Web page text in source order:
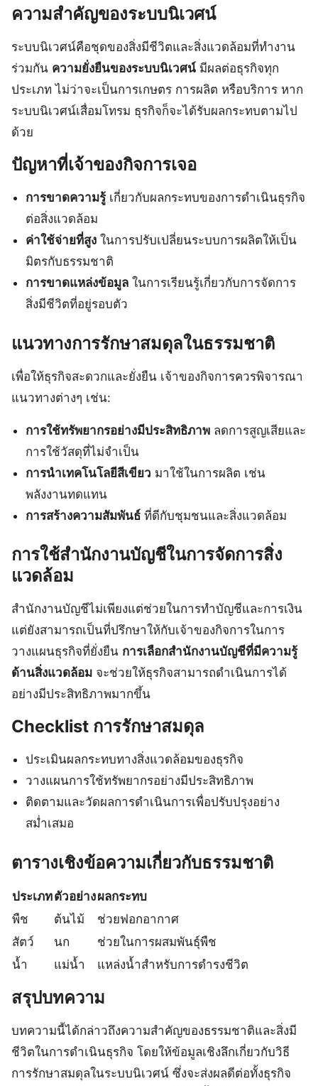
ความสำคัญของระบบนิเวศน์
ระบบนิเวศน์คือชุดของสิ่งมีชีวิตและสิ่งแวดล้อมที่ทำงาน
ร่วมกัน ความยั่งยืนของระบบนิเวศน์ มีผลต่อธุรกิจทุก
ประเภท ไม่ว่าจะเป็นการเกษตร การผลิต หรือบริการ หาก
ระบบนิเวศน์เสื่อมโทรม ธุรกิจก็จะได้รับผลกระทบตามไป
ด้วย
ปัญหาที่เจ้าของกิจการเจอ
การขาดความรู้เกี่ยวกับผลกระทบของการดำเนินธุรกิจ
ต่อสิ่งแวดล้อม
ค่าใช้จ่ายที่สูง ในการปรับเปลี่ยนระบบการผลิตให้เป็น
มิตรกับธรรมชาติ
การขาดแหล่งข้อมูล ในการเรียนรู้เกี่ยวกับการจัดการ
สิ่งมีชีวิตที่อยู่รอบตัว
แนวทางการรักษาสมดุลในธรรมชาติ
เพื่อให้ธุรกิจสะดวกและยั่งยืน เจ้าของกิจการควรพิจารณา
แนวทางต่างๆ เช่น:
การใช้ทรัพยากรอย่างมีประสิทธิภาพ ลดการสูญเสียและ
การใช้วัสดุที่ไม่จำเป็น
การนำเทคโนโลยีสีเขียว มาใช้ในการผลิต เช่น
พลังงานทดแทน
การสร้างความสัมพันธ์ ที่ดีกับชุมชนและสิ่งแวดล้อม
การใช้สำนักงานบัญชีในการจัดการสิ่ง
แวดล้อม
สำนักงานบัญชีไม่เพียงแต่ช่วยในการทำบัญชีและการเงิน
แต่ยังสามารถเป็นที่ปรึกษาให้กับเจ้าของกิจการในการ
วางแผนธุรกิจที่ยั่งยืน การเลือกสำนักงานบัญชีที่มีความรู้
ด้านสิ่งแวดล้อม จะช่วยให้ธุรกิจสามารถดำเนินการได้
อย่างมีประสิทธิภาพมากขึ้น
Checklist การรักษาสมดุล
ประเมินผลกระทบทางสิ่งแวดล้อมของธุรกิจ
วางแผนการใช้ทรัพยากรอย่างมีประสิทธิภาพ
ติดตามและวัดผลการดำเนินการเพื่อปรับปรุงอย่าง
สม่ำเสมอ
ตารางเชิงข้อความเกี่ยวกับธรรมชาติ
ประเภทตัวอย่างผลกระทบ
พืช
ต้นไม้
ช่วยฟอกอากาศ
สัตว์
นก
ช่วยในการผสมพันธุ์พืช
น้ำ
แม่น้ำ แหล่งน้ำสำหรับการดำรงชีวิต
สรุปบทความ
บทความนี้ได้กล่าวถึงความสำคัญของธรรมชาติและสิ่งมี
ชีวิตในการดำเนินธุรกิจ โดยให้ข้อมูลเชิงลึกเกี่ยวกับวิธี
การรักษาสมดุลในระบบนิเวศน์ ซึ่งจะส่งผลดีต่อทั้งธุรกิจ